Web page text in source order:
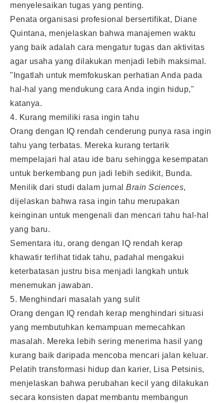
menyelesaikan tugas yang penting.
Penata organisasi profesional bersertifikat, Diane
Quintana, menjelaskan bahwa manajemen waktu
yang baik adalah cara mengatur tugas dan aktivitas
agar usaha yang dilakukan menjadi lebih maksimal.
"Ingatlah untuk memfokuskan perhatian Anda pada
hal-hal yang mendukung cara Anda ingin hidup,"
katanya.
4. Kurang memiliki rasa ingin tahu
Orang dengan IQ rendah cenderung punya rasa ingin
tahu yang terbatas. Mereka kurang tertarik
mempelajari hal atau ide baru sehingga kesempatan
untuk berkembang pun jadi lebih sedikit, Bunda.
Menilik dari studi dalam jurnal Brain Sciences,
dijelaskan bahwa rasa ingin tahu merupakan
keinginan untuk mengenali dan mencari tahu hal-hal
yang baru.
Sementara itu, orang dengan IQ rendah kerap
khawatir terlihat tidak tahu, padahal mengakui
keterbatasan justru bisa menjadi langkah untuk
menemukan jawaban.
5. Menghindari masalah yang sulit
Orang dengan IQ rendah kerap menghindari situasi
yang membutuhkan kemampuan memecahkan
masalah. Mereka lebih sering menerima hasil yang
kurang baik daripada mencoba mencari jalan keluar.
Pelatih transformasi hidup dan karier, Lisa Petsinis,
menjelaskan bahwa perubahan kecil yang dilakukan
secara konsisten dapat membantu membangun